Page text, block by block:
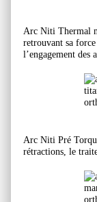
Arc Niti Thermal
retrouvant sa
l’engagement des
Arc Niti Pré
rétractions, le